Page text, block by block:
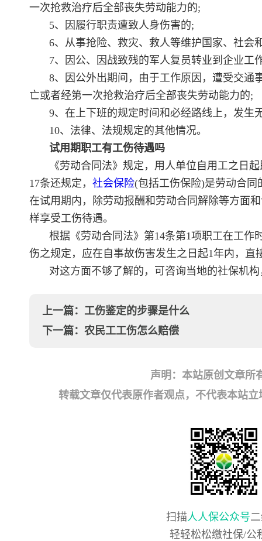
一次抢救治疗后全部丧失劳动能力的;
5、因履行职责遭致人身伤害的;
6、从事抢险、救灾、救人等维护国家、社会
7、因公、因战致残的军人复员转业到企业工
8、因公外出期间，由于工作原因，遭受交通
亡或者经第一次抢救治疗后全部丧失劳动能力的;
9、在上下班的规定时间和必经路线上，发生
10、法律、法规规定的其他情况。
试用期职工有工伤待遇吗
《劳动合同法》规定，用人单位自用工之日
17条还规定， 社会保险(包括工伤保险)是劳动合
在试用期内，除劳动报酬和劳动合同解除等方面
样享受工伤待遇。
根据《劳动合同法》第14条第1项职工在工
伤之规定，应在自事故伤害发生之日起1年内，
对这方面不够了解的，可咨询当地的社保机
上一篇： 工伤鉴定的步骤是什么
下一篇： 农民工工伤怎么赔偿
声明：本站原创文章所
转载文章仅代表原作者观点，不代表本站
扫描人人保公众号
轻轻松松缴社保/公